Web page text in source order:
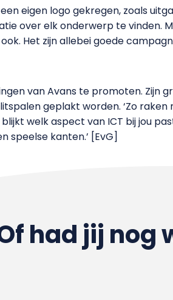
eigen logo gekregen, zoals
over elk onderwerp te vinden.
Het zijn allebei goede
van Avans te promoten. Zijn
geplakt worden. ‘Zo
welk aspect van ICT bij jou
speelse kanten.’ [EvG]
had jij nog